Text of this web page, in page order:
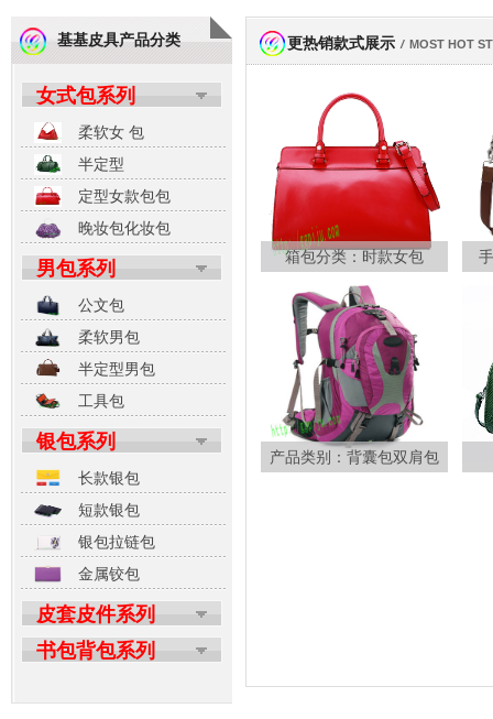
基基皮具产品分类
女式包系列
柔软女 包
半定型
定型女款包包
晚妆包化妆包
男包系列
公文包
柔软男包
半定型男包
工具包
银包系列
长款银包
短款银包
银包拉链包
金属铰包
皮套皮件系列
书包背包系列
更热销款式展示 / MOST HOT
箱包分类：时款女包
产品类别：背囊包双肩包